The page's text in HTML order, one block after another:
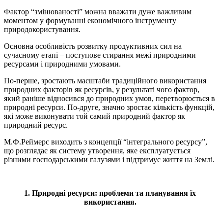
Фактор “змінюваності” можна вважати дуже важливим
моментом у формуванні економічного інструменту
природокористування.
Основна особливість розвитку продуктивних сил на
сучасному етапі – поступове стирання межі природними
ресурсами і природними умовами.
По-перше, зростають масштаби традиційного використання
природних факторів як ресурсів, у результаті чого фактор,
який раніше відносився до природних умов, перетворюється в
природні ресурси. По-друге, значно зростає кількість функцій,
які може виконувати той самий природний фактор як
природний ресурс.
М.Ф.Реймерс виходить з концепції “інтегрального ресурсу”,
що розглядає як систему утворення, яке експлуатується
різними господарськими галузями і підтримує життя на Землі.
1. Природні ресурси: проблеми та планування їх
використання.